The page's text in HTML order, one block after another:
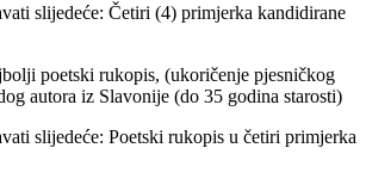
slijedeće: Četiri (4) primjerka kandidirane
poetski rukopis, (ukoričenje pjesničkog
autora iz Slavonije (do 35 godina starosti)
slijedeće: Poetski rukopis u četiri primjerka